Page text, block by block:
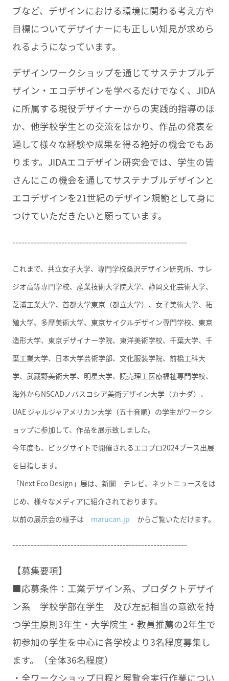
ブなど、デザインにおける環境に関わる考え方や
目標についてデザイナーにも正しい知見が求めら
れるようになっています。
デザインワークショップを通じてサステナブルデ
ザイン・エコデザインを学べるだけでなく、JIDA
に所属する現役デザイナーからの実践的指導のほ
か、他学校学生との交流をはかり、作品の発表を
通して様々な経験や成果を得る絶好の機会でもあ
ります。JIDAエコデザイン研究会では、学生の皆
さんにこの機会を通してサステナブルデザインと
エコデザインを21世紀のデザイン規範として身に
つけていただきたいと願っています。
---------------------------------------------------------
これまで、共立女子大学、専門学校桑沢デザイン研究所、サレ
ジオ高等専門学校、産業技術大学院大学、静岡文化芸術大学、
芝浦工業大学、首都大学東京（都立大学）、女子美術大学、拓
殖大学、多摩美術大学、東京サイクルデザイン専門学校、東京
造形大学、東京デザイナー学院、東洋美術学校、千葉大学、千
葉工業大学、日本大学芸術学部、文化服装学院、前橋工科大
学、武蔵野美術大学、明星大学、読売理工医療福祉専門学校、
海外からNSCADノバスコシア美術デザイン大学（カナダ）、
UAE ジャルジャアメリカン⼤学（五十音順）の学生がワークシ
ョップに参加して、作品を展示致しました。
今年度も、ビッグサイトで開催されるエコプロ2024ブース出展
を目指します。
「Next Eco Design」展は、新聞 テレビ、ネットニュースをは
じめ、様々なメディアに紹介されております。
以前の展示会の様子は marucan.jp からご覧いただけます。
---------------------------------------------------------
【募集要項】
■応募条件：工業デザイン系、プロダクトデザイ
ン系 学校学部在学生 及び左記相当の意欲を持
つ学生原則3年生・大学院生・教員推薦の2年生で
初参加の学生を中心に各学校より3名程度募集し
ます。（全体36名程度）
・全ワークショップ日程と展覧会実行作業につい